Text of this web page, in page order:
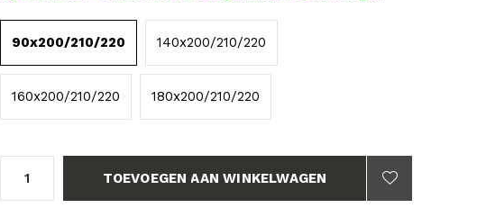
90x200/210/220 140x200/210/220
160x200/210/220 180x200/210/220
TOEVOEGEN AAN WINKELWAGEN